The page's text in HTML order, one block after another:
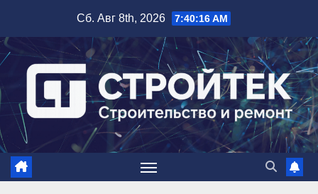
содержимому
Сб. Авг 8th, 2026 7:40:17 AM